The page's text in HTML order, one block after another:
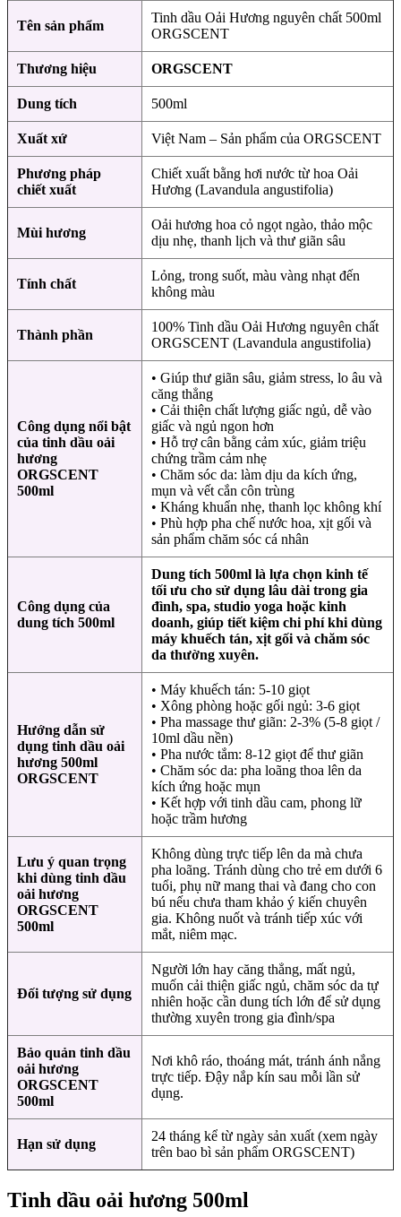
Tên sản phẩm
Tinh dầu Oải Hương nguyên chất 500ml
ORGSCENT
Thương hiệu ORGSCENT
Dung tích 500ml
Xuất xứ Việt Nam – Sản phẩm của ORGSCENT
Phương pháp
chiết xuất
Chiết xuất bằng hơi nước từ hoa Oải
Hương (Lavandula angustifolia)
Mùi hương
Oải hương hoa cỏ ngọt ngào, thảo mộc
dịu nhẹ, thanh lịch và thư giãn sâu
Tính chất
Lỏng, trong suốt, màu vàng nhạt đến
không màu
Thành phần
100% Tinh dầu Oải Hương nguyên chất
ORGSCENT (Lavandula angustifolia)
Công dụng nổi bật
của tinh dầu oải
hương
ORGSCENT
500ml
• Giúp thư giãn sâu, giảm stress, lo âu và
căng thẳng
• Cải thiện chất lượng giấc ngủ, dễ vào
giấc và ngủ ngon hơn
• Hỗ trợ cân bằng cảm xúc, giảm triệu
chứng trầm cảm nhẹ
• Chăm sóc da: làm dịu da kích ứng,
mụn và vết cắn côn trùng
• Kháng khuẩn nhẹ, thanh lọc không khí
• Phù hợp pha chế nước hoa, xịt gối và
sản phẩm chăm sóc cá nhân
Công dụng của
dung tích 500ml
Dung tích 500ml là lựa chọn kinh tế
tối ưu cho sử dụng lâu dài trong gia
đình, spa, studio yoga hoặc kinh
doanh, giúp tiết kiệm chi phí khi dùng
máy khuếch tán, xịt gối và chăm sóc
da thường xuyên.
Hướng dẫn sử
dụng tinh dầu oải
hương 500ml
ORGSCENT
• Máy khuếch tán: 5-10 giọt
• Xông phòng hoặc gối ngủ: 3-6 giọt
• Pha massage thư giãn: 2-3% (5-8 giọt /
10ml dầu nền)
• Pha nước tắm: 8-12 giọt để thư giãn
• Chăm sóc da: pha loãng thoa lên da
kích ứng hoặc mụn
• Kết hợp với tinh dầu cam, phong lữ
hoặc trầm hương
Lưu ý quan trọng
khi dùng tinh dầu
oải hương
ORGSCENT
500ml
Không dùng trực tiếp lên da mà chưa
pha loãng. Tránh dùng cho trẻ em dưới 6
tuổi, phụ nữ mang thai và đang cho con
bú nếu chưa tham khảo ý kiến chuyên
gia. Không nuốt và tránh tiếp xúc với
mắt, niêm mạc.
Đối tượng sử dụng
Người lớn hay căng thẳng, mất ngủ,
muốn cải thiện giấc ngủ, chăm sóc da tự
nhiên hoặc cần dung tích lớn để sử dụng
thường xuyên trong gia đình/spa
Bảo quản tinh dầu
oải hương
ORGSCENT
500ml
Nơi khô ráo, thoáng mát, tránh ánh nắng
trực tiếp. Đậy nắp kín sau mỗi lần sử
dụng.
Hạn sử dụng
24 tháng kể từ ngày sản xuất (xem ngày
trên bao bì sản phẩm ORGSCENT)
Tinh dầu oải hương 500ml